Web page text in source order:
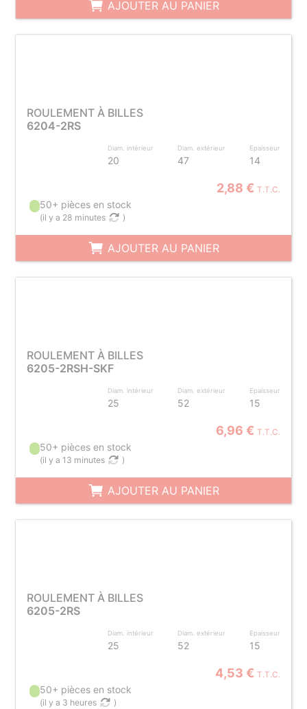
AJOUTER AU PANIER
ROULEMENT À BILLES
6204-2RS
Diam. intérieur
20
Diam. extérieur
47
Epaisseur
14
2,88 € T.T.C.
50+ pièces en stock
(il y a 28 minutes )
AJOUTER AU PANIER
ROULEMENT À BILLES
6205-2RSH-SKF
Diam. intérieur
25
Diam. extérieur
52
Epaisseur
15
6,96 € T.T.C.
50+ pièces en stock
(il y a 13 minutes )
AJOUTER AU PANIER
ROULEMENT À BILLES
6205-2RS
Diam. intérieur
25
Diam. extérieur
52
Epaisseur
15
4,53 € T.T.C.
50+ pièces en stock
(il y a 3 heures )